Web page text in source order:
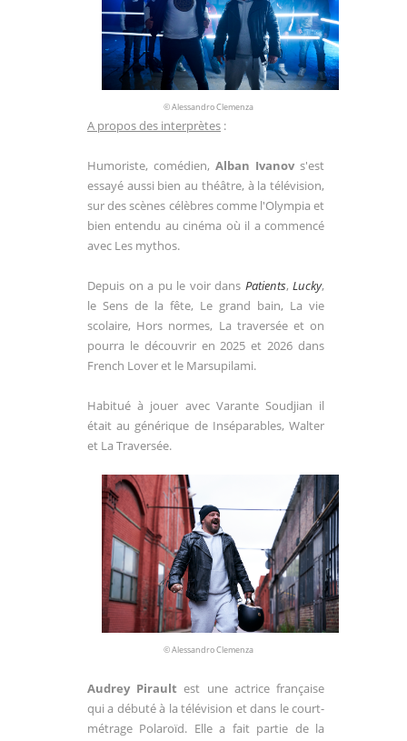
© Alessandro Clemenza
A propos des interprètes :
Humoriste, comédien, Alban Ivanov s'est
essayé aussi bien au théâtre, à la télévision,
sur des scènes célèbres comme l'Olympia et
bien entendu au cinéma où il a commencé
avec Les mythos.
Depuis on a pu le voir dans Patients, Lucky,
le Sens de la fête, Le grand bain, La vie
scolaire, Hors normes, La traversée et on
pourra le découvrir en 2025 et 2026 dans
French Lover et le Marsupilami.
Habitué à jouer avec Varante Soudjian il
était au générique de Inséparables, Walter
et La Traversée.
© Alessandro Clemenza
Audrey Pirault est une actrice française
qui a débuté à la télévision et dans le court-
métrage Polaroïd. Elle a fait partie de la